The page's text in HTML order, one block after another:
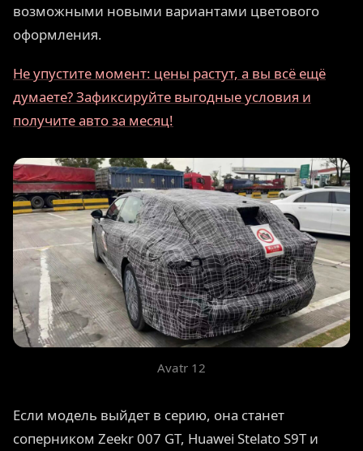
возможными новыми вариантами цветового
оформления.
Не упустите момент: цены растут, а вы всё ещё
думаете? Зафиксируйте выгодные условия и
получите авто за месяц!
Avatr 12
Если модель выйдет в серию, она станет
соперником Zeekr 007 GT, Huawei Stelato S9T и